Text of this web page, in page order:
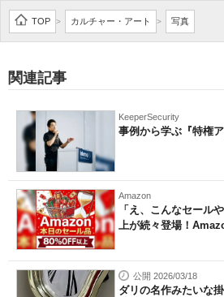
TOP > カルチャー・アート > 写真
関連記事
KeeperSecurity
事例から学ぶ『特権ア
Amazon
「え、こんなセール
上が続々登場！
公開 2026/03/18
ダリの名作みたいな